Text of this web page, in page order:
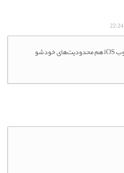
آره… حیف 🙁 خوب iOS هم محدودیت‌های خودشو